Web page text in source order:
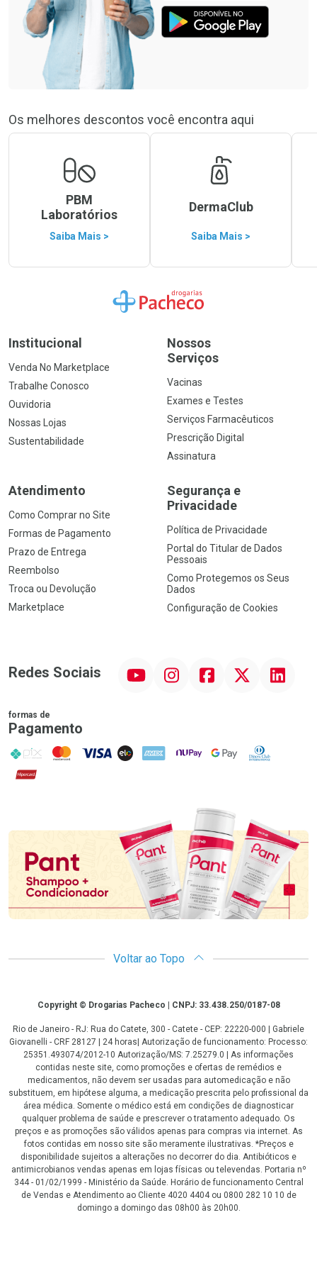
Os melhores descontos você encontra aqui
PBM
Laboratórios
Saiba Mais >
DermaClub
Saiba Mais >
Ir para a Home
Institucional
Venda No Marketplace
Trabalhe Conosco
Ouvidoria
Nossas Lojas
Sustentabilidade
Nossos
Serviços
Vacinas
Exames e Testes
Serviços Farmacêuticos
Prescrição Digital
Assinatura
Atendimento
Como Comprar no Site
Formas de Pagamento
Prazo de Entrega
Reembolso
Troca ou Devolução
Marketplace
Segurança e
Privacidade
Política de Privacidade
Portal do Titular de Dados
Pessoais
Como Protegemos os Seus
Dados
Configuração de Cookies
Redes Sociais InstagramFacebookTwitter Linkedin
formas de
Pagamento
PIX MasterCard
VISA ELO AMEX NuPay Google PayDiners Club
Hipercard
Promoção em Destaque
Voltar ao Topo
CopyrightCopyright © Drogarias Pacheco | CNPJ: 33.438.250/0187-08
Rio de Janeiro - RJ: Rua do Catete, 300 - Catete - CEP: 22220-000 | Gabriele
Giovanelli - CRF 28127 | 24 horas| Autorização de funcionamento: Processo:
25351.493074/2012-10 Autorização/MS: 7.25279.0 | As informações
contidas neste site, como promoções e ofertas de remédios e
medicamentos, não devem ser usadas para automedicação e não
substituem, em hipótese alguma, a medicação prescrita pelo profissional da
área médica. Somente o médico está em condições de diagnosticar
qualquer problema de saúde e prescrever o tratamento adequado. Os
preços e as promoções são válidos apenas para compras via internet. As
fotos contidas em nosso site são meramente ilustrativas. *Preços e
disponibilidade sujeitos a alterações no decorrer do dia. Antibióticos e
antimicrobianos vendas apenas em lojas físicas ou televendas. Portaria nº
344 - 01/02/1999 - Ministério da Saúde. Horário de funcionamento Central
de Vendas e Atendimento ao Cliente 4020 4404 ou 0800 282 10 10 de
domingo a domingo das 08h00 às 20h00.